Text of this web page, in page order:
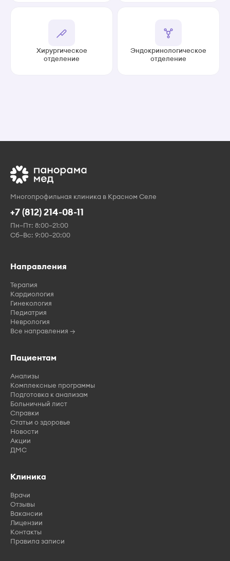
Хирургическое
отделение
Эндокринологическое
отделение
Многопрофильная клиника в Красном Селе
+7 (812) 214-08-11
Пн–Пт: 8:00–21:00
Сб–Вс: 9:00–20:00
Направления
Терапия
Кардиология
Гинекология
Педиатрия
Неврология
Все направления →
Пациентам
Анализы
Комплексные программы
Подготовка к анализам
Больничный лист
Справки
Статьи о здоровье
Новости
Акции
ДМС
Клиника
Врачи
Отзывы
Вакансии
Лицензии
Контакты
Правила записи